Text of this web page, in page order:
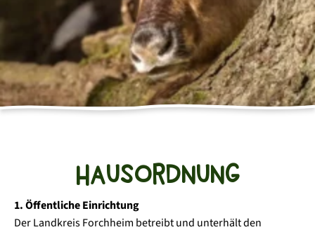
Kindergeburtstage
Freizeitabenteuer
Gastronomie
Fragen zum Park
Hunde im Wildpark
Spenden
Social Day
Programme
Multiplikatorenschulung
Aktuelles
NewsÜber uns
Arbeiten im Wildpark
Leitbild
Hausordnung
1. Öffentliche Einrichtung
Der Landkreis Forchheim betreibt und unterhält den